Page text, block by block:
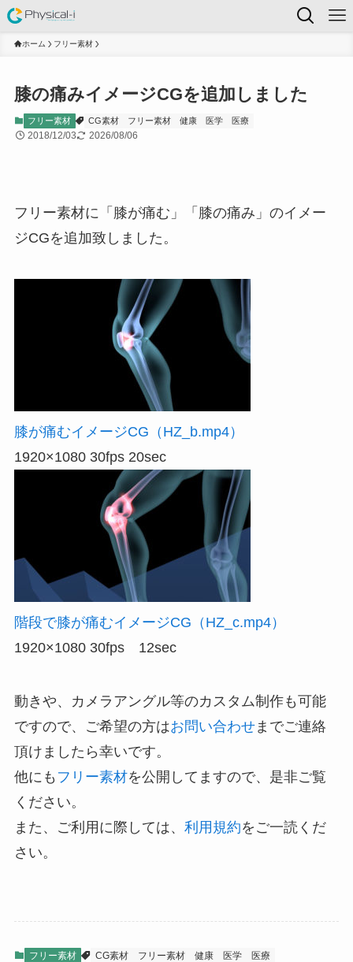
ホーム フリー素材
膝の痛みイメージCGを追加しました
フリー素材 CG素材 フリー素材 健康 医学 医療
2018/12/03 2026/08/06
フリー素材に「膝が痛む」「膝の痛み」のイメー
ジCGを追加致しました。
膝が痛むイメージCG（HZ_b.mp4）
1920×1080 30fps 20sec
階段で膝が痛むイメージCG（HZ_c.mp4）
1920×1080 30fps 12sec
動きや、カメラアングル等のカスタム制作も可能
ですので、ご希望の方はお問い合わせまでご連絡
頂けましたら幸いです。
他にも フリー素材を公開してますので、是非ご覧
ください。
また、ご利用に際しては、 利用規約をご一読くだ
さい。
フリー素材 CG素材 フリー素材 健康 医学 医療